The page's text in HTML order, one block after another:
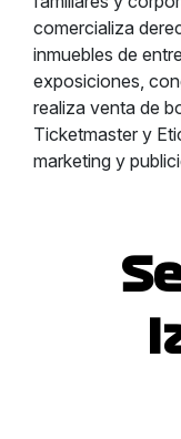
comercializa
inmuebles de
exposiciones,
realiza venta de
Ticketmaster y
marketing y